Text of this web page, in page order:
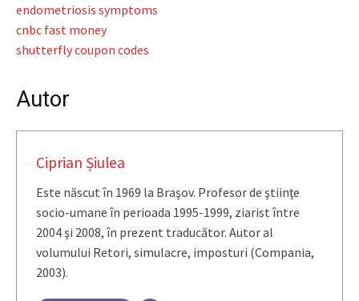
endometriosis symptoms
cnbc fast money
shutterfly coupon codes
Autor
Ciprian Șiulea
Este născut în 1969 la Braşov. Profesor de ştiinţe
socio-umane în perioada 1995-1999, ziarist între
2004 şi 2008, în prezent traducător. Autor al
volumului Retori, simulacre, imposturi (Compania,
2003).